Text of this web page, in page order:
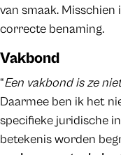
van smaak.
correcte benaming.
Vakbond
“Een vakbond is ze
Daarmee ben ik het
specifieke juridische
betekenis worden